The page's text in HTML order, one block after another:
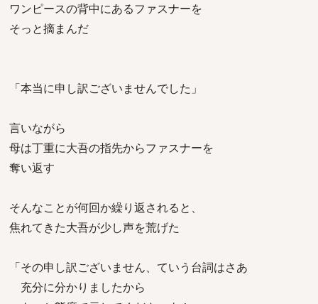
ワンピースの背中にあるファスナーを
そっと摘まんだ
「本当に申し訳ございませんでした」
言いながら
母は丁重に大吾の指先からファスナーを
奪い返す
そんなことが何回か繰り返されると、
焦れてきた大吾が少し声を荒げた
「その申し訳ございません、ていう台詞はさあ
充分に分かりましたから